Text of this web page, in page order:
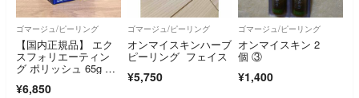
ゴマージュ/ピーリング
【国内正規品】 エク
スフォリエーティン
グ ポリッシュ 65g ゼ
¥6,850
ゴマージュ/ピーリング
オンマイスキンハーブ
ピーリング フェイス
¥5,750
ゴマージュ/ピーリング
オンマイスキン 2
個 ③
¥1,400